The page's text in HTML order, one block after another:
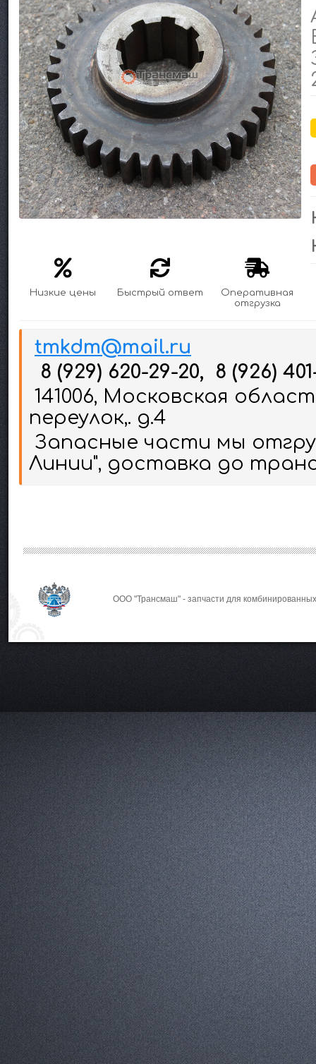
Низкие цены Быстрый ответ
Оперативная
отгрузка
tmkdm@mail.ru
8 (929) 620-29-20, 8 (926)
141006, Московская
переулок,. д.4
Запасные части мы
Линии", доставка до
ООО "Трансмаш" - запчасти для